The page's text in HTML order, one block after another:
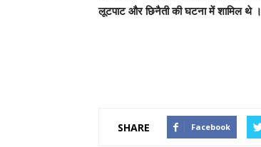
लूटपाट और छिनैती की घटना में शामिल थे ।
SHARE Facebook